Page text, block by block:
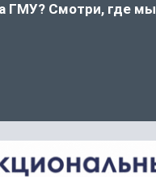
ГМУ? Смотри, где мы